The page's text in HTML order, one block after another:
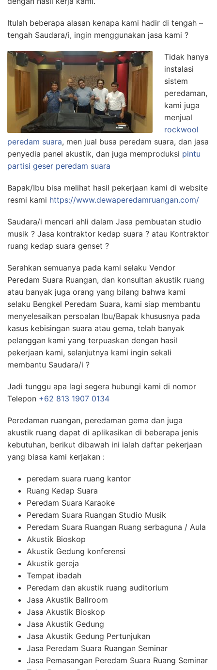
Itulah beberapa alasan kenapa kami hadir di tengah –
tengah Saudara/i, ingin menggunakan jasa kami ?
Tidak hanya
instalasi
sistem
peredaman,
kami juga
menjual
rockwool
peredam suara, men jual busa peredam suara, dan jasa
penyedia panel akustik, dan juga memproduksi pintu
partisi geser peredam suara
Bapak/Ibu bisa melihat hasil pekerjaan kami di website
resmi kami https://www.dewaperedamruangan.com/
Saudara/i mencari ahli dalam Jasa pembuatan studio
musik ? Jasa kontraktor kedap suara ? atau Kontraktor
ruang kedap suara genset ?
Serahkan semuanya pada kami selaku Vendor
Peredam Suara Ruangan, dan konsultan akustik ruang
atau banyak juga orang yang bilang bahwa kami
selaku Bengkel Peredam Suara, kami siap membantu
menyelesaikan persoalan Ibu/Bapak khususnya pada
kasus kebisingan suara atau gema, telah banyak
pelanggan kami yang terpuaskan dengan hasil
pekerjaan kami, selanjutnya kami ingin sekali
membantu Saudara/i ?
Jadi tunggu apa lagi segera hubungi kami di nomor
Telepon +62 813 1907 0134
Peredaman ruangan, peredaman gema dan juga
akustik ruang dapat di aplikasikan di beberapa jenis
kebutuhan, berikut dibawah ini ialah daftar pekerjaan
yang biasa kami kerjakan :
peredam suara ruang kantor
Ruang Kedap Suara
Peredam Suara Karaoke
Peredam Suara Ruangan Studio Musik
Peredam Suara Ruangan Ruang serbaguna / Aula
Akustik Bioskop
Akustik Gedung konferensi
Akustik gereja
Tempat ibadah
Peredam dan akustik ruang auditorium
Jasa Akustik Ballroom
Jasa Akustik Bioskop
Jasa Akustik Gedung
Jasa Akustik Gedung Pertunjukan
Jasa Peredam Suara Ruangan Seminar
Jasa Pemasangan Peredam Suara Ruang Seminar